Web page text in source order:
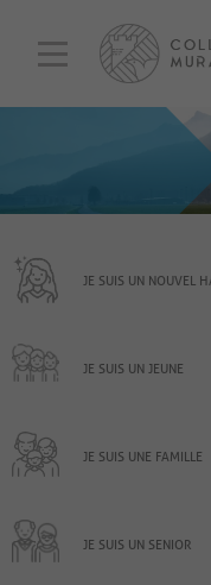
JE SUIS UN NOUVEL
JE SUIS UN JEUNE
JE SUIS UNE FAMILLE
JE SUIS UN SENIOR